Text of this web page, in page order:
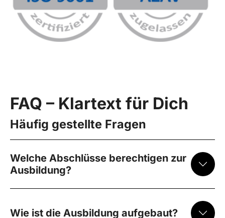
FAQ – Klartext für Dich
Häufig gestellte Fragen
Welche Abschlüsse berechtigen zur
Ausbildung?
Wie ist die Ausbildung aufgebaut?